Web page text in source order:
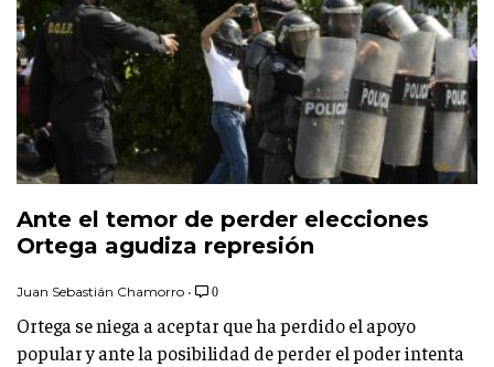
Ante el temor de perder elecciones
Ortega agudiza represión
Juan Sebastián Chamorro • 0
Ortega se niega a aceptar que ha perdido el apoyo
popular y ante la posibilidad de perder el poder intenta